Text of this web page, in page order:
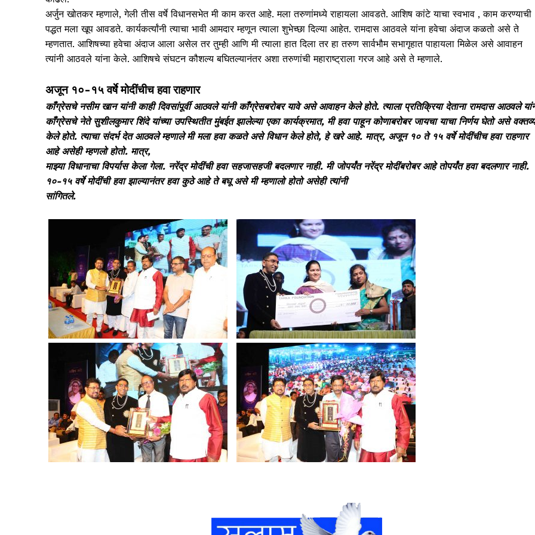
अर्जुन खोतकर म्हणाले, गेली तीस वर्षे विधानसभेत मी काम करत आहे. मला तरुणांमध्ये राहायला आवडते. आशिष कांटे याचा स्वभाव , काम करण्याची
पद्धत मला खूप आवडते. कार्यकर्त्यांनी त्याचा भावी आमदार म्हणून त्याला शुभेच्छा दिल्या आहेत. रामदास आठवले यांना हवेचा अंदाज कळतो असे ते
म्हणतात. आशिषच्या हवेचा अंदाज आला असेल तर तुम्ही आणि मी त्याला हात दिला तर हा तरुण सार्वभौम सभागृहात पाहायला मिळेल असे आवाहन
त्यांनी आठवले यांना केले. आशिषचे संघटन कौशल्य बघितल्यानंतर अशा तरुणांची महाराष्ट्राला गरज आहे असे ते म्हणाले.
अजून १०-१५ वर्षे मोदींचीच हवा राहणार
काँग्रेसचे नसीम खान यांनी काही दिवसांपूर्वी आठवले यांनी काँग्रेसबरोबर यावे असे आवाहन केले होते. त्याला प्रतिक्रिया देताना रामदास आठवले
काँग्रेसचे नेते सुशीलकुमार शिंदे यांच्या उपस्थितीत मुंबईत झालेल्या एका कार्यक्रमात, मी हवा पाहून कोणाबरोबर जायचा याचा निर्णय घेतो असे वक्तव्य
केले होते. त्याचा संदर्भ देत आठवले म्हणाले मी मला हवा कळते असे विधान केले होते, हे खरे आहे. मात्र, अजून १० ते १५ वर्षे मोदींचीच हवा राहणार
आहे असेही म्हणलो होतो. मात्र,
माझ्या विधानाचा विपर्यास केला गेला. नरेंद्र मोदींची हवा सहजासहजी बदलणार नाही. मी जोपर्यंत नरेंद्र मोदींबरोबर आहे तोपर्यंत हवा बदलणार नाही.
१०-१५ वर्षे मोदींची हवा झाल्यानंतर हवा कुठे आहे ते बघू असे मी म्हणालो होतो असेही त्यांनी
सांगितले.